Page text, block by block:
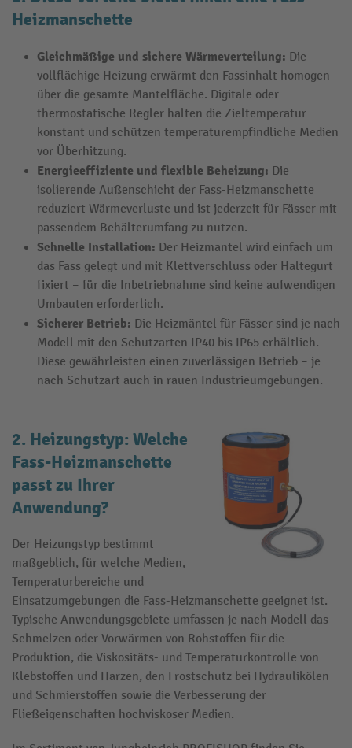
Heizmanschette
Gleichmäßige und sichere Wärmeverteilung: Die
vollflächige Heizung erwärmt den Fassinhalt homogen
über die gesamte Mantelfläche. Digitale oder
thermostatische Regler halten die Zieltemperatur
konstant und schützen temperaturempfindliche Medien
vor Überhitzung.
Energieeffiziente und flexible Beheizung: Die
isolierende Außenschicht der Fass-Heizmanschette
reduziert Wärmeverluste und ist jederzeit für Fässer mit
passendem Behälterumfang zu nutzen.
Schnelle Installation: Der Heizmantel wird einfach um
das Fass gelegt und mit Klettverschluss oder Haltegurt
fixiert – für die Inbetriebnahme sind keine aufwendigen
Umbauten erforderlich.
Sicherer Betrieb: Die Heizmäntel für Fässer sind je nach
Modell mit den Schutzarten IP40 bis IP65 erhältlich.
Diese gewährleisten einen zuverlässigen Betrieb – je
nach Schutzart auch in rauen Industrieumgebungen.
2. Heizungstyp: Welche
Fass-Heizmanschette
passt zu Ihrer
Anwendung?
Der Heizungstyp bestimmt
maßgeblich, für welche Medien,
Temperaturbereiche und
Einsatzumgebungen die Fass-Heizmanschette geeignet ist.
Typische Anwendungsgebiete umfassen je nach Modell das
Schmelzen oder Vorwärmen von Rohstoffen für die
Produktion, die Viskositäts- und Temperaturkontrolle von
Klebstoffen und Harzen, den Frostschutz bei Hydraulikölen
und Schmierstoffen sowie die Verbesserung der
Fließeigenschaften hochviskoser Medien.